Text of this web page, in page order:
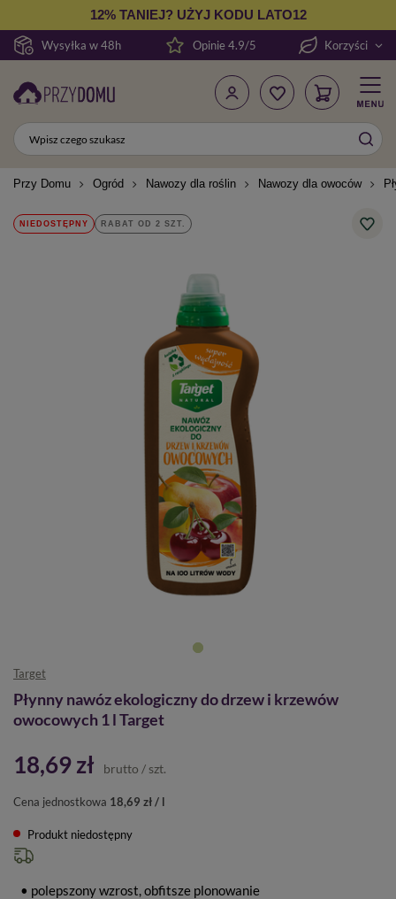
Wysyłka w 48h
12% TANIEJ? UŻYJ KODU LATO12
Opinie 4.9/5 Korzyści
Przy Domu Ogród Nawozy dla roślin Nawozy dla owoców
NIEDOSTĘPNY RABAT OD 2 SZT.
Target
Płynny nawóz ekologiczny do drzew i krzewów
owocowych 1 l Target
18,69 zł brutto / szt.
Cena jednostkowa 18,69 zł / l
Produkt niedostępny
• polepszony wzrost, obfitsze plonowanie